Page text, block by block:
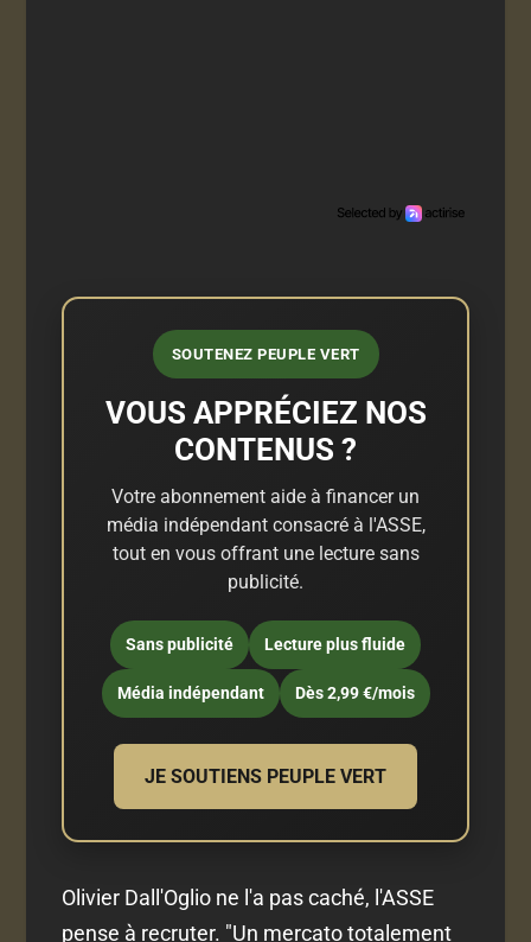
SOUTENEZ PEUPLE VERT
VOUS APPRÉCIEZ NOS
CONTENUS ?
Votre abonnement aide à financer un
média indépendant consacré à l'ASSE,
tout en vous offrant une lecture sans
publicité.
Sans publicité Lecture plus fluide
Média indépendant Dès 2,99 €/mois
JE SOUTIENS PEUPLE VERT
Olivier Dall'Oglio ne l'a pas caché, l'ASSE
pense à recruter. "Un mercato totalement